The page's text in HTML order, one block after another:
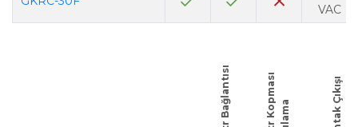
VAC
Nötr Bağlantısı N
ö
t
r
K
o
p
m
a
s
ı
A
l
g
ı
l
a
m Kontak Çıkışı